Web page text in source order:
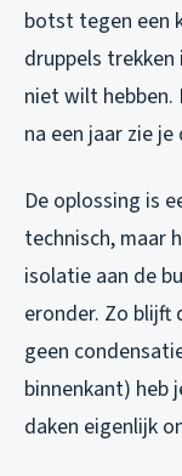
botst tegen een
druppels
niet wilt hebben.
na een jaar zie
De oplossing is
technisch, maar
isolatie aan de
eronder. Zo blijft
geen
binnenkant) heb
daken eigenlijk